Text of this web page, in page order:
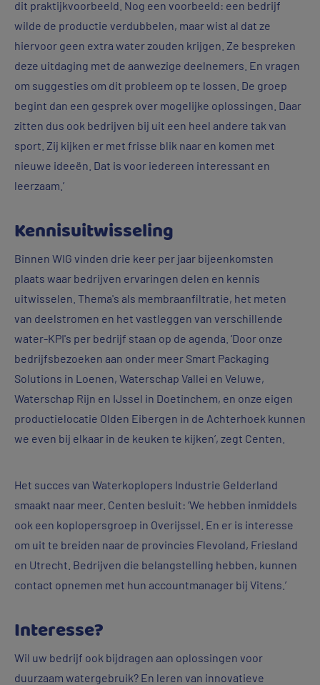
dit praktijkvoorbeeld. Nog een voorbeeld: een bedrijf
wilde de productie verdubbelen, maar wist al dat ze
hiervoor geen extra water zouden krijgen. Ze bespreken
deze uitdaging met de aanwezige deelnemers. En vragen
om suggesties om dit probleem op te lossen. De groep
begint dan een gesprek over mogelijke oplossingen. Daar
zitten dus ook bedrijven bij uit een heel andere tak van
sport. Zij kijken er met frisse blik naar en komen met
nieuwe ideeën. Dat is voor iedereen interessant en
leerzaam.’
Kennisuitwisseling
Binnen WIG vinden drie keer per jaar bijeenkomsten
plaats waar bedrijven ervaringen delen en kennis
uitwisselen. Thema's als membraanfiltratie, het meten
van deelstromen en het vastleggen van verschillende
water-KPI's per bedrijf staan op de agenda. ‘Door onze
bedrijfsbezoeken aan onder meer Smart Packaging
Solutions in Loenen, Waterschap Vallei en Veluwe,
Waterschap Rijn en IJssel in Doetinchem, en onze eigen
productielocatie Olden Eibergen in de Achterhoek kunnen
we even bij elkaar in de keuken te kijken’, zegt Centen.
Het succes van Waterkoplopers Industrie Gelderland
smaakt naar meer. Centen besluit: ‘We hebben inmiddels
ook een koplopersgroep in Overijssel. En er is interesse
om uit te breiden naar de provincies Flevoland, Friesland
en Utrecht. Bedrijven die belangstelling hebben, kunnen
contact opnemen met hun accountmanager bij Vitens.’
Interesse?
Wil uw bedrijf ook bijdragen aan oplossingen voor
duurzaam watergebruik? En leren van innovatieve